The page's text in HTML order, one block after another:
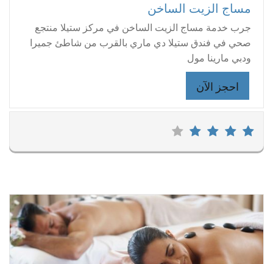
مساج الزيت الساخن
جرب خدمة مساج الزيت الساخن في مركز ستيلا منتجع
صحي في فندق ستيلا دي ماري بالقرب من شاطئ جميرا
ودبي مارينا مول
احجز الآن